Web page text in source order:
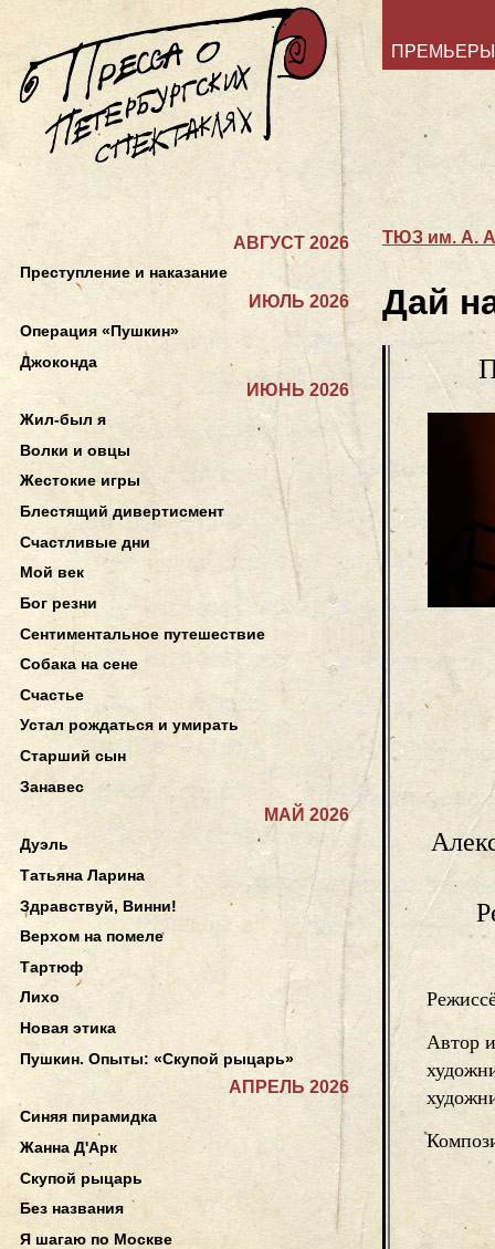
ПРЕМЬЕРЫ
ТЮЗ им. А.
Дай
Автор
АВГУСТ 2026
Преступление и наказание
ИЮЛЬ 2026
Операция «Пушкин»
Джоконда
ИЮНЬ 2026
Жил-был я
Волки и овцы
Жестокие игры
Блестящий дивертисмент
Счастливые дни
Мой век
Бог резни
Сентиментальное путешествие
Собака на сене
Счастье
Устал рождаться и умирать
Старший сын
Занавес
МАЙ 2026
Дуэль
Татьяна Ларина
Здравствуй, Винни!
Верхом на помеле
Тартюф
Лихо
Новая этика
Пушкин. Опыты: «Скупой рыцарь»
АПРЕЛЬ 2026
Синяя пирамидка
Жанна Д'Арк
Скупой рыцарь
Без названия
Я шагаю по Москве